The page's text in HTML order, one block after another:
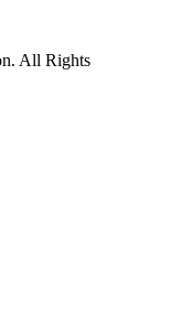
All Rights